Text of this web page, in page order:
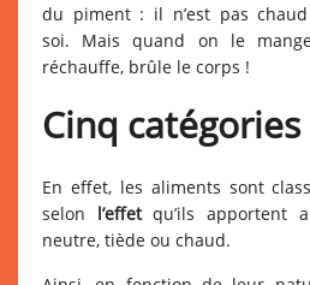
du piment : il n’est pas
soi. Mais quand on le
réchauffe, brûle le corps !
Cinq catégories
En effet, les aliments sont
selon l’effetqu’ils apportent
neutre, tiède ou chaud.